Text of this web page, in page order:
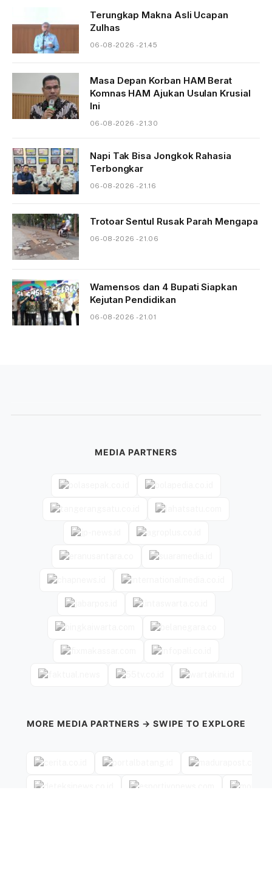
Terungkap Makna Asli Ucapan
Zulhas
06-08-2026 - 21.45
Masa Depan Korban HAM Berat
Komnas HAM Ajukan Usulan Krusial
Ini
06-08-2026 - 21.30
Napi Tak Bisa Jongkok Rahasia
Terbongkar
06-08-2026 - 21.16
Trotoar Sentul Rusak Parah Mengapa
06-08-2026 - 21.06
Wamensos dan 4 Bupati Siapkan
Kejutan Pendidikan
06-08-2026 - 21.01
MEDIA PARTNERS
MORE MEDIA PARTNERS → SWIPE TO EXPLORE